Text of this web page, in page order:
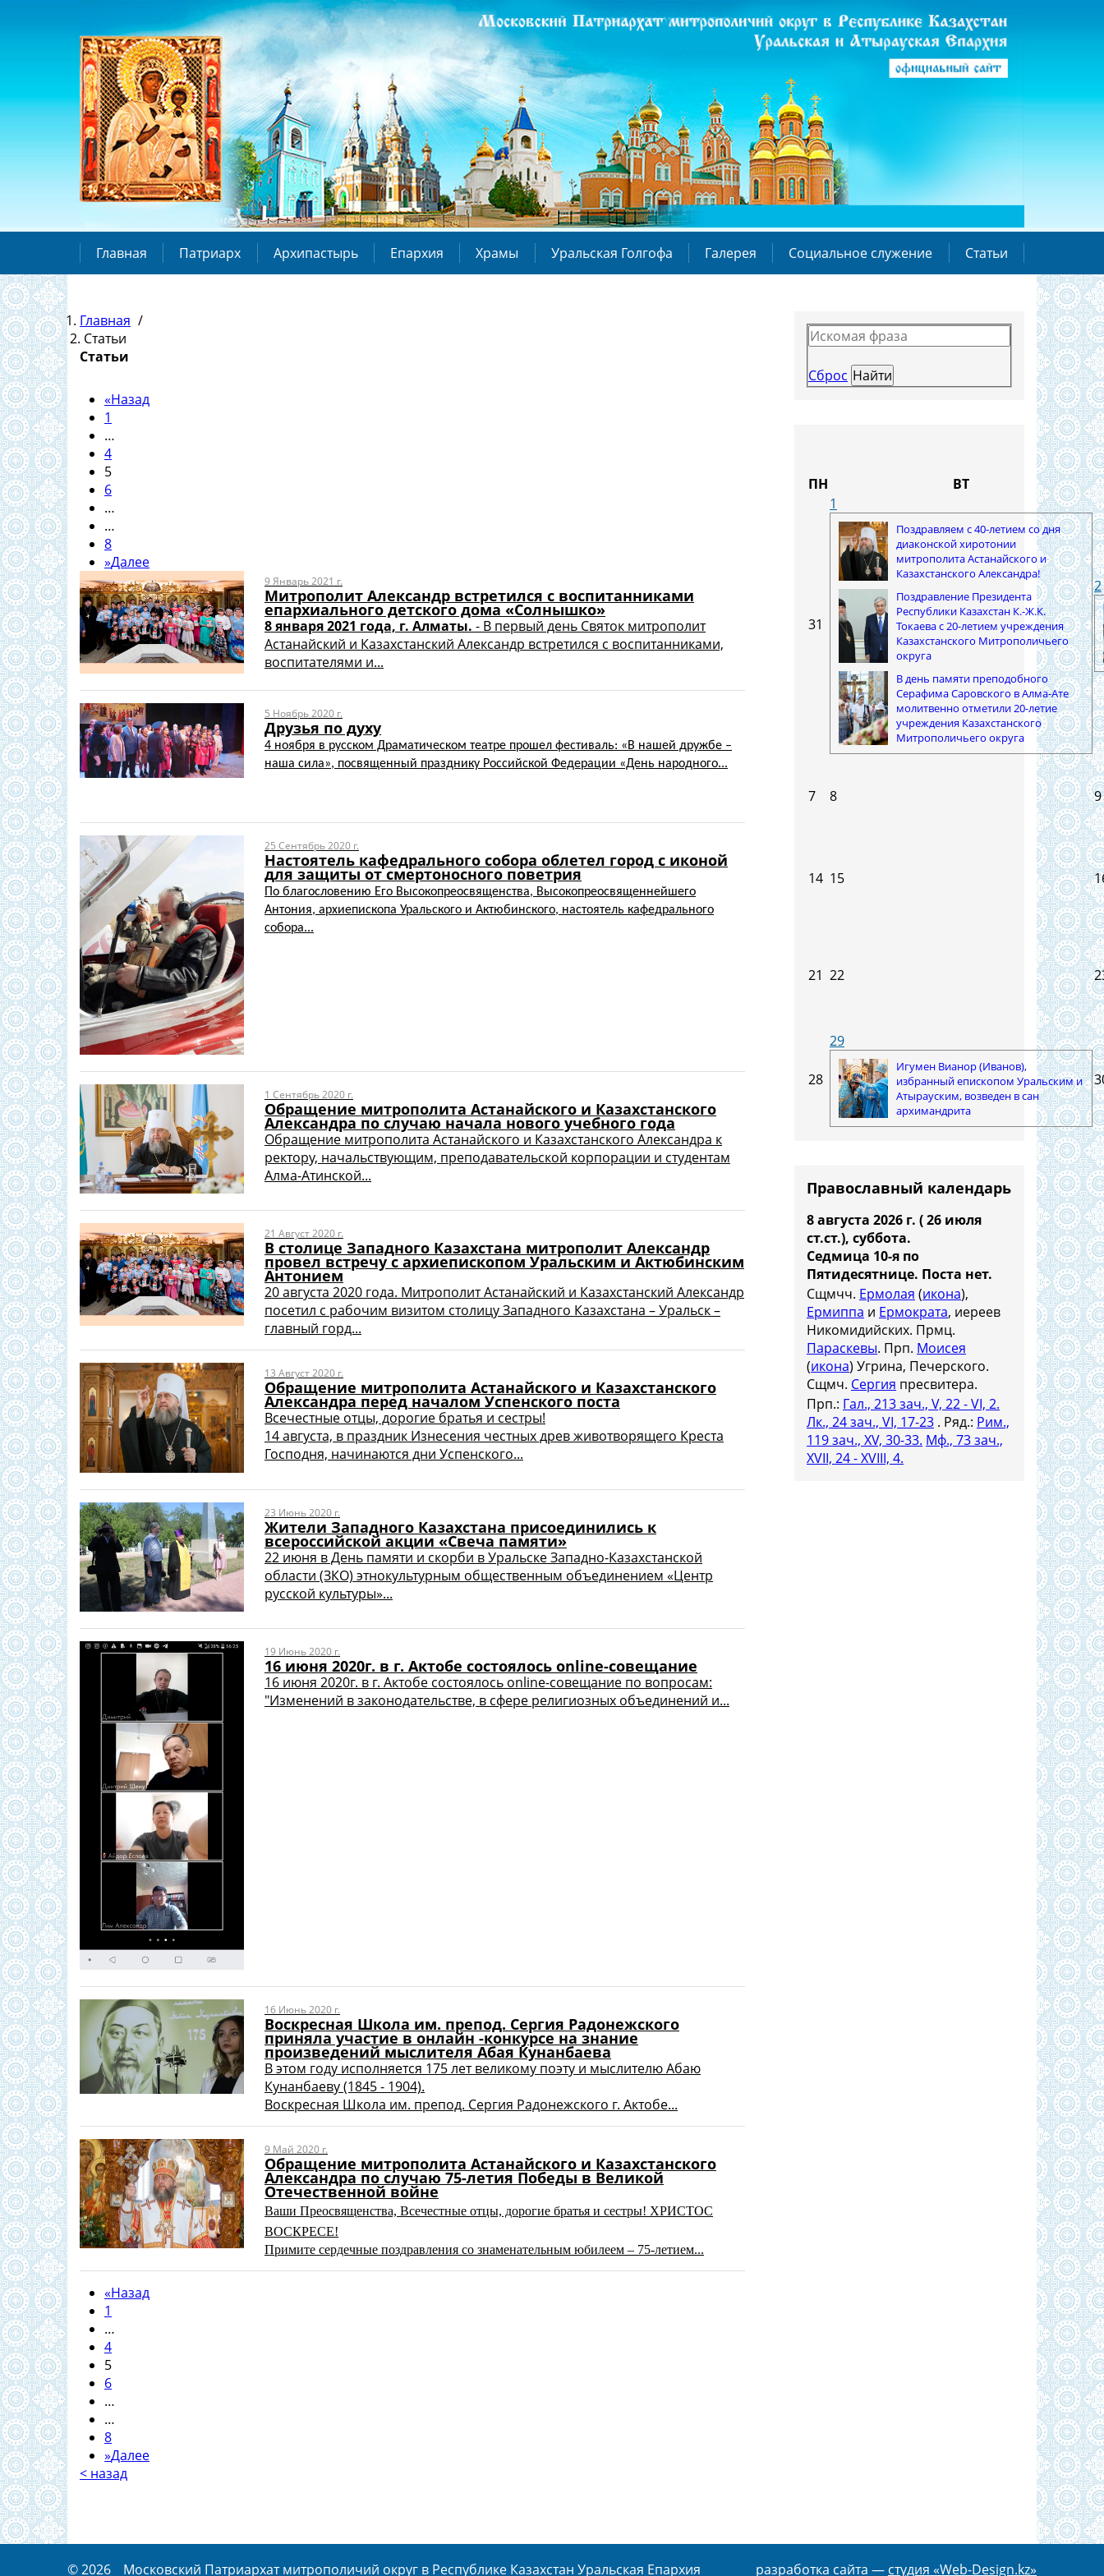
Главная Патриарх Архипастырь Епархия Храмы Уральская Голгофа Галерея Социальное служение Статьи
Главная /
Статьи
Статьи
«Назад
1
…
4
5
6
…
…
8
»Далее
9 Январь 2021 г.
Митрополит Александр встретился с воспитанниками
епархиального детского дома «Солнышко»
8 января 2021 года, г. Алматы. - В первый день Святок митрополит
Астанайский и Казахстанский Александр встретился с воспитанниками,
воспитателями и...
5 Ноябрь 2020 г.
Друзья по духу
4 ноября в русском Драматическом театре прошел фестиваль: «В нашей дружбе –
наша сила», посвященный празднику Российской Федерации «День народного...
25 Сентябрь 2020 г.
Настоятель кафедрального собора облетел город с иконой
для защиты от смертоносного поветрия
По благословению Его Высокопреосвященства, Высокопреосвященнейшего
Антония, архиепископа Уральского и Актюбинского, настоятель кафедрального
собора...
1 Сентябрь 2020 г.
Обращение митрополита Астанайского и Казахстанского
Александра по случаю начала нового учебного года
Обращение митрополита Астанайского и Казахстанского Александра к
ректору, начальствующим, преподавательской корпорации и студентам
Алма-Атинской...
21 Август 2020 г.
В столице Западного Казахстана митрополит Александр
провел встречу с архиепископом Уральским и Актюбинским
Антонием
20 августа 2020 года. Митрополит Астанайский и Казахстанский Александр
посетил с рабочим визитом столицу Западного Казахстана – Уральск –
главный горд...
13 Август 2020 г.
Обращение митрополита Астанайского и Казахстанского
Александра перед началом Успенского поста
Всечестные отцы, дорогие братья и сестры!
14 августа, в праздник Изнесения честных древ животворящего Креста
Господня, начинаются дни Успенского...
23 Июнь 2020 г.
Жители Западного Казахстана присоединились к
всероссийской акции «Свеча памяти»
22 июня в День памяти и скорби в Уральске Западно-Казахстанской
области (ЗКО) этнокультурным общественным объединением «Центр
русской культуры»...
19 Июнь 2020 г.
16 июня 2020г. в г. Актобе состоялось online-совещание
16 июня 2020г. в г. Актобе состоялось online-совещание по вопросам:
"Изменений в законодательстве, в сфере религиозных объединений и...
16 Июнь 2020 г.
Воскресная Школа им. препод. Сергия Радонежского
приняла участие в онлайн -конкурсе на знание
произведений мыслителя Абая Кунанбаева
В этом году исполняется 175 лет великому поэту и мыслителю Абаю
Кунанбаеву (1845 - 1904).
Воскресная Школа им. препод. Сергия Радонежского г. Актобе...
9 Май 2020 г.
Обращение митрополита Астанайского и Казахстанского
Александра по случаю 75-летия Победы в Великой
Отечественной войне
Ваши Преосвященства, Всечестные отцы, дорогие братья и сестры! ХРИСТОС
ВОСКРЕСЕ!
Примите сердечные поздравления со знаменательным юбилеем – 75-летием...
«Назад
1
…
4
5
6
…
…
8
»Далее
< назад
Сброс
ПН ВТ
31
1
Поздравляем с 40-летием со дня
диаконской хиротонии
митрополита Астанайского и
Казахстанского Александра!
Поздравление Президента
Республики Казахстан К.-Ж.К.
Токаева с 20-летием учреждения
Казахстанского Митрополичьего
округа
В день памяти преподобного
Серафима Саровского в Алма-Ате
молитвенно отметили 20-летие
учреждения Казахстанского
Митрополичьего округа
2
7 8 9
14 15
21 22
28
29
Игумен Вианор (Иванов),
избранный епископом Уральским и
Атырауским, возведен в сан
архимандрита
Православный календарь
8 августа 2026 г. ( 26 июля
ст.ст.), суббота.
Седмица 10-я по
Пятидесятнице. Поста нет.
Сщмчч. Ермолая (икона),
Ермиппа и Ермократа, иереев
Никомидийских. Прмц.
Параскевы. Прп. Моисея
(икона) Угрина, Печерского.
Сщмч. Сергия пресвитера.
Прп.: Гал., 213 зач., V, 22 - VI, 2.
Лк., 24 зач., VI, 17-23 . Ряд.: Рим.,
119 зач., XV, 30-33. Мф., 73 зач.,
XVII, 24 - XVIII, 4.
© 2026 Московский Патриархат митрополичий округ в Республике Казахстан Уральская Епархия разработка сайта — студия «Web-Design.kz»